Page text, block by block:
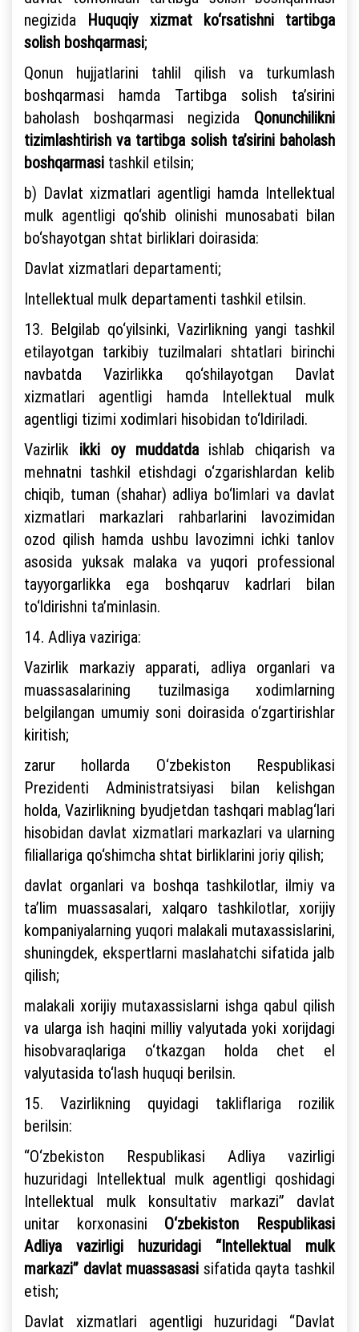
negizida Huquqiy xizmat ko‘rsatishni tartibga
solish boshqarmasi;
Qonun hujjatlarini tahlil qilish va turkumlash
boshqarmasi hamda Tartibga solish ta’sirini
baholash boshqarmasi negizida Qonunchilikni
tizimlashtirish va tartibga solish ta’sirini baholash
boshqarmasi tashkil etilsin;
b) Davlat xizmatlari agentligi hamda Intellektual
mulk agentligi qo‘shib olinishi munosabati bilan
bo‘shayotgan shtat birliklari doirasida:
Davlat xizmatlari departamenti;
Intellektual mulk departamenti tashkil etilsin.
13. Belgilab qo‘yilsinki, Vazirlikning yangi tashkil
etilayotgan tarkibiy tuzilmalari shtatlari birinchi
navbatda Vazirlikka qo‘shilayotgan Davlat
xizmatlari agentligi hamda Intellektual mulk
agentligi tizimi xodimlari hisobidan to‘ldiriladi.
Vazirlik ikki oy muddatdaishlab chiqarish va
mehnatni tashkil etishdagi o‘zgarishlardan kelib
chiqib, tuman (shahar) adliya bo‘limlari va davlat
xizmatlari markazlari rahbarlarini lavozimidan
ozod qilish hamda ushbu lavozimni ichki tanlov
asosida yuksak malaka va yuqori professional
tayyorgarlikka ega boshqaruv kadrlari bilan
to‘ldirishni ta’minlasin.
14. Adliya vaziriga:
Vazirlik markaziy apparati, adliya organlari va
muassasalarining tuzilmasiga xodimlarning
belgilangan umumiy soni doirasida o‘zgartirishlar
kiritish;
zarur hollarda O‘zbekiston Respublikasi
Prezidenti Administratsiyasi bilan kelishgan
holda, Vazirlikning byudjetdan tashqari mablag‘lari
hisobidan davlat xizmatlari markazlari va ularning
filiallariga qo‘shimcha shtat birliklarini joriy qilish;
davlat organlari va boshqa tashkilotlar, ilmiy va
ta’lim muassasalari, xalqaro tashkilotlar, xorijiy
kompaniyalarning yuqori malakali mutaxassislarini,
shuningdek, ekspertlarni maslahatchi sifatida jalb
qilish;
malakali xorijiy mutaxassislarni ishga qabul qilish
va ularga ish haqini milliy valyutada yoki xorijdagi
hisobvaraqlariga o‘tkazgan holda chet el
valyutasida to‘lash huquqi berilsin.
15. Vazirlikning quyidagi takliflariga rozilik
berilsin:
“O‘zbekiston Respublikasi Adliya vazirligi
huzuridagi Intellektual mulk agentligi qoshidagi
Intellektual mulk konsultativ markazi” davlat
unitar korxonasini O‘zbekiston Respublikasi
Adliya vazirligi huzuridagi “Intellektual mulk
markazi” davlat muassasasi sifatida qayta tashkil
etish;
Davlat xizmatlari agentligi huzuridagi “Davlat